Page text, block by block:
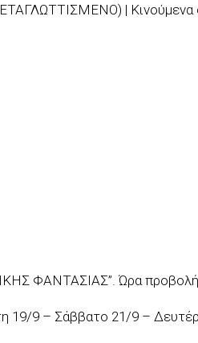
| Κινούμενα
ΦΑΝΤΑΣΙΑΣ”. Ώρα
9 – Σάββατο 21/9 –